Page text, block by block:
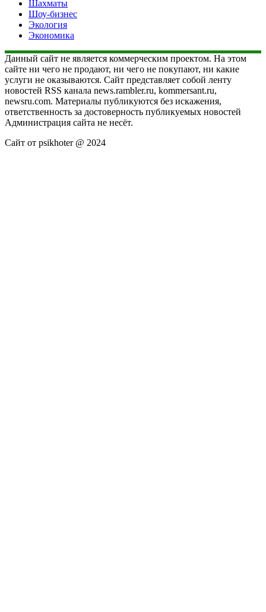
Шахматы
Шоу-бизнес
Экология
Экономика
Данный сайт не является коммерческим проектом. На этом
сайте ни чего не продают, ни чего не покупают, ни какие
услуги не оказываются. Сайт представляет собой ленту
новостей RSS канала news.rambler.ru, kommersant.ru,
newsru.com. Материалы публикуются без искажения,
ответственность за достоверность публикуемых новостей
Администрация сайта не несёт.
Сайт от psikhoter @ 2024